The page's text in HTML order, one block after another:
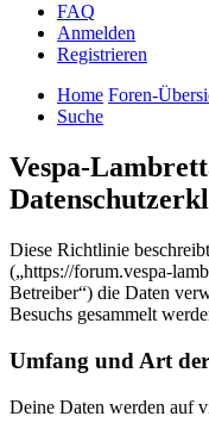
FAQ
Anmelden
Registrieren
Home Foren-
Suche
Vespa-
Diese Richtlinie
(„https://forum.vespa-
Betreiber“) die Daten
Besuchs gesammelt
Umfang und Art
Deine Daten werden auf